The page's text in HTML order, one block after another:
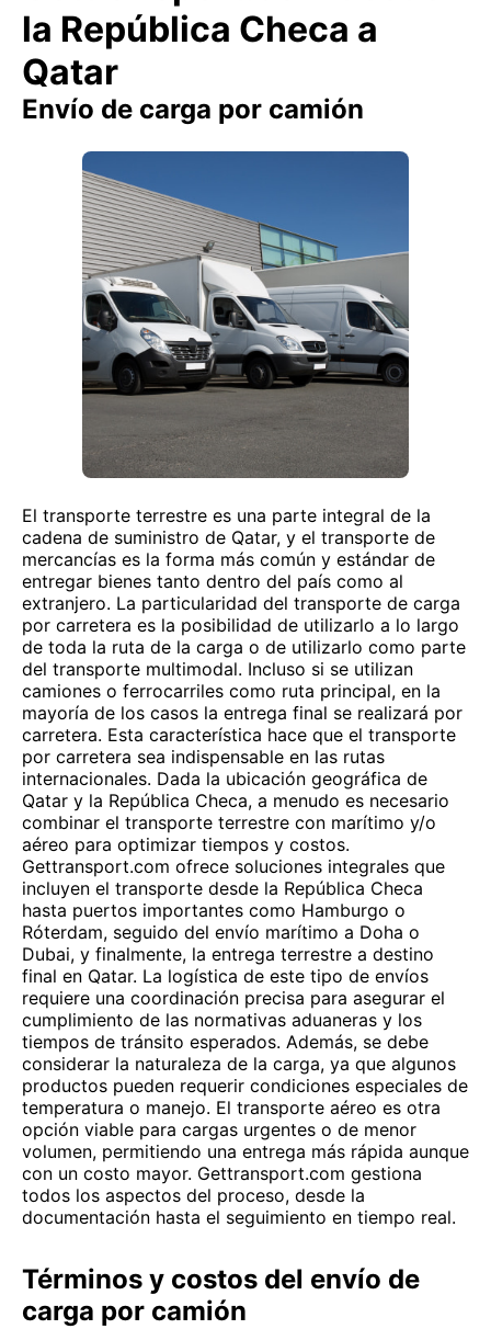
la República Checa a
Qatar
Envío de carga por camión
El transporte terrestre es una parte integral de la
cadena de suministro de Qatar, y el transporte de
mercancías es la forma más común y estándar de
entregar bienes tanto dentro del país como al
extranjero. La particularidad del transporte de carga
por carretera es la posibilidad de utilizarlo a lo largo
de toda la ruta de la carga o de utilizarlo como parte
del transporte multimodal. Incluso si se utilizan
camiones o ferrocarriles como ruta principal, en la
mayoría de los casos la entrega final se realizará por
carretera. Esta característica hace que el transporte
por carretera sea indispensable en las rutas
internacionales. Dada la ubicación geográfica de
Qatar y la República Checa, a menudo es necesario
combinar el transporte terrestre con marítimo y/o
aéreo para optimizar tiempos y costos.
Gettransport.com ofrece soluciones integrales que
incluyen el transporte desde la República Checa
hasta puertos importantes como Hamburgo o
Róterdam, seguido del envío marítimo a Doha o
Dubai, y finalmente, la entrega terrestre a destino
final en Qatar. La logística de este tipo de envíos
requiere una coordinación precisa para asegurar el
cumplimiento de las normativas aduaneras y los
tiempos de tránsito esperados. Además, se debe
considerar la naturaleza de la carga, ya que algunos
productos pueden requerir condiciones especiales de
temperatura o manejo. El transporte aéreo es otra
opción viable para cargas urgentes o de menor
volumen, permitiendo una entrega más rápida aunque
con un costo mayor. Gettransport.com gestiona
todos los aspectos del proceso, desde la
documentación hasta el seguimiento en tiempo real.
Términos y costos del envío de
carga por camión